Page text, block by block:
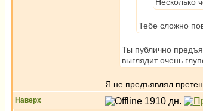
Тебе сложно
Ты публично
выглядит очень
Я не предъявлял
Наверх